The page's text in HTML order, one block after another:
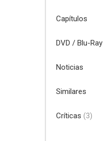
Capítulos
DVD / Blu-Ray
Noticias
Similares
Críticas (3)